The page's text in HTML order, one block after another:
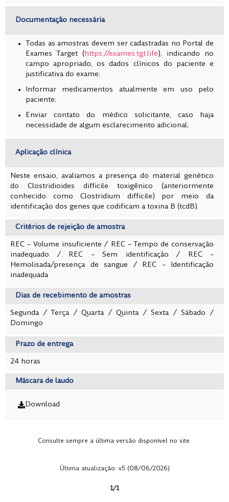
Documentação necessária
Todas as amostras devem ser cadastradas no Portal de
Exames Target ( https://exames.tgt.life), indicando no
campo apropriado, os dados clínicos do paciente e
justificativa do exame;
Informar medicamentos atualmente em uso pelo
paciente;
Enviar contato do médico solicitante, caso haja
necessidade de algum esclarecimento adicional;
Aplicação clínica
Neste ensaio, avaliamos a presença do material genético
do Clostridioides difficile toxigênico (anteriormente
conhecido como Clostridium difficile) por meio da
identificação dos genes que codificam a toxina B (tcdB).
Critérios de rejeição de amostra
REC – Volume insuficiente / REC – Tempo de conservação
inadequado /
REC – Sem identificação /
REC –
Hemolisada/presença de sangue /
REC – Identificação
inadequada
Dias de recebimento de amostras
Segunda / Terça / Quarta / Quinta / Sexta / Sábado /
Domingo
Prazo de entrega
24 horas
Máscara de laudo
Download
Consulte sempre a última versão disponível no site.
Última atualização: v5 (08/06/2026)
1/1